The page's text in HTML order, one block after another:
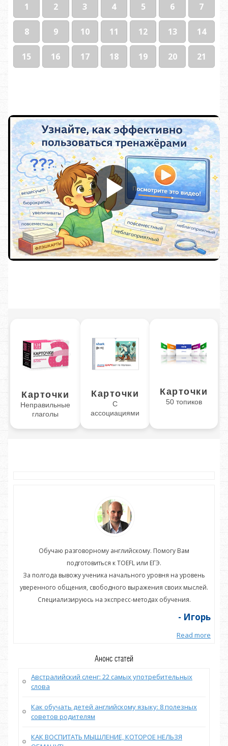
1 2 3 4 5 6 7
8 9 10 11 12 13 14
15 16 17 18 19 20 21
Карточки
Неправильные
глаголы
Карточки
С
ассоциациями
Карточки
50 топиков
Обучаю разговорному английскому. Помогу Вам
подготовиться к TOEFL или ЕГЭ.
За полгода вывожу ученика начального уровня на уровень
уверенного общения, свободного выражения своих мыслей.
Специализируюсь на экспресс-методах обучения.
- Игорь
Read more
Анонс статей
Австралийский сленг: 22 самых употребительных
слова
Как обучать детей английскому языку: 8 полезных
советов родителям
КАК ВОСПИТАТЬ МЫШЛЕНИЕ, КОТОРОЕ НЕЛЬЗЯ